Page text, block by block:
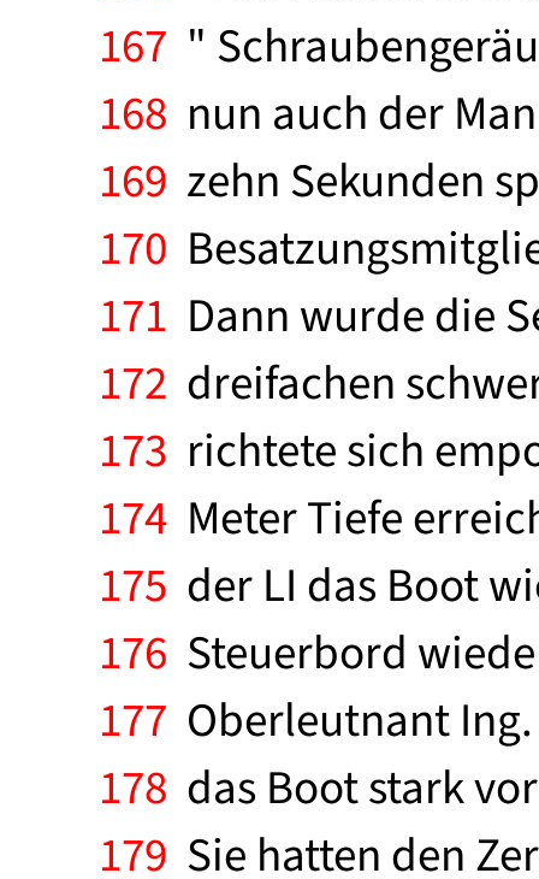
167 "
168 nun auch der
169 zehn Sekunden
170
171 Dann wurde die
172 dreifachen
173 richtete sich
174 Meter Tiefe
175 der LI das Boot
176 Steuerbord
177 Oberleutnant
178 das Boot stark
179 Sie hatten den